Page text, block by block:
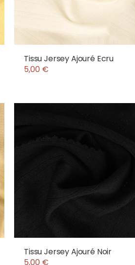
Tissu Jersey Ajouré Ecru
5,00 €
Tissu Jersey Ajouré Noir
5,00 €